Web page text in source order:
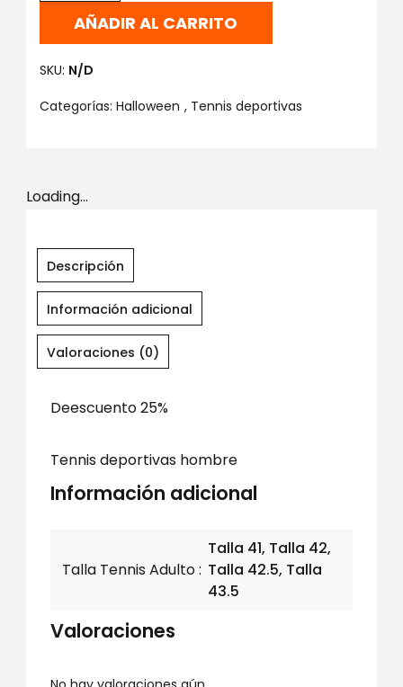
AÑADIR AL CARRITO
SKU: N/D
Categorías: Halloween , Tennis deportivas
Loading...
Descripción
Información adicional
Valoraciones (0)
Deescuento 25%
Tennis deportivas hombre
Información adicional
Talla Tennis Adulto
Talla 41, Talla 42,
Talla 42.5, Talla
43.5
Valoraciones